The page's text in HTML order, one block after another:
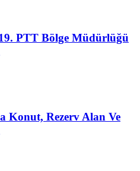
PTT Bölge Müdürlüğü
Konut, Rezerv Alan Ve